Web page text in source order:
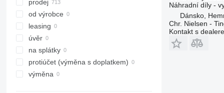
9230
9240
Axial-Flow
CF
STX
2064
2066
2254
2256
2264
3040
prodej
od výrobce
leasing
úvěr
na splátky
protiúčet (výměna s doplatkem)
výměna
Náhradní díly -
Dánsko,
Chr. Nielsen -
Kontakt s